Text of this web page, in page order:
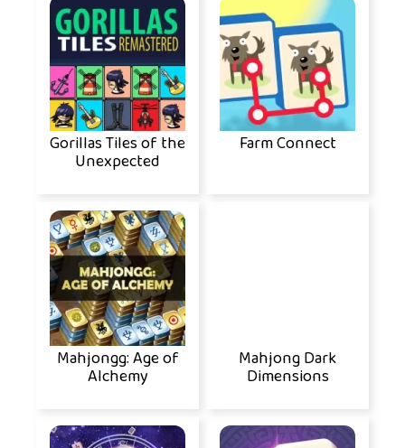
Gorillas Tiles of the
Unexpected
Farm Connect
Mahjongg: Age of
Alchemy
Mahjong Dark
Dimensions